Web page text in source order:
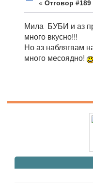
« Отговор #189
Мила БУБИ и аз
много вкусно!!!
Но аз наблягвам
много месоядно!